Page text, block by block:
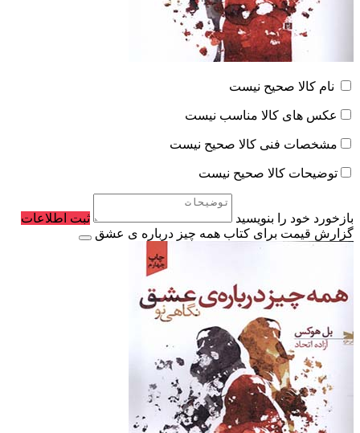
نام کالا صحیح نیست
عکس های کالا مناسب نیست
مشخصات فنی کالا صحیح نیست
توضیحات کالا صحیح نیست
بازخورد خود را بنویسید
ثبت اطلاعات
گزارش قیمت برای کتاب همه چیز درباره‌ ی عشق